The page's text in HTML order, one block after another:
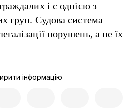
і є однією з
груп. Судова система
порушень, а не їх
інформацію